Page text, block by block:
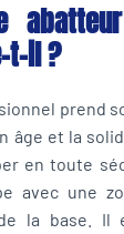
t-il ?
prend
âge et la
en toute
avec une
la base.